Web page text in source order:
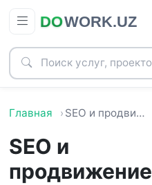
Главная SEO и продвижение
SEO и
продвижение